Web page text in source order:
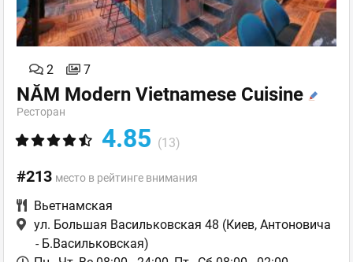
2 7
NĂM Modern Vietnamese Cuisine
Ресторан
4.85 (13)
#213 место в рейтинге внимания
Вьетнамская
ул. Большая Васильковская 48 (Киев, Антоновича
- Б.Васильковская)